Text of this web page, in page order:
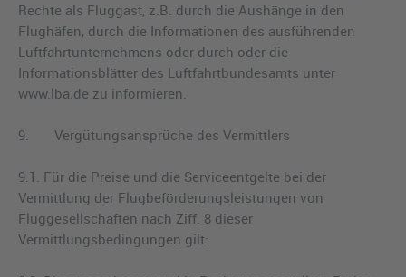
Rechte als Fluggast, z.B. durch die Aushänge in den
Flughäfen, durch die Informationen des ausführenden
Luftfahrtunternehmens oder durch oder die
Informationsblätter des Luftfahrtbundesamts unter
www.lba.de zu informieren.
9. Vergütungsansprüche des Vermittlers
9.1. Für die Preise und die Serviceentgelte bei der
Vermittlung der Flugbeförderungsleistungen von
Fluggesellschaften nach Ziff. 8 dieser
Vermittlungsbedingungen gilt: